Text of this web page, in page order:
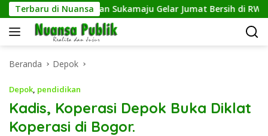
Langsung
ke
konten
Terbaru di Nuansa
Kelurahan Sukamaju Gelar Jumat Bersih di RW 23,
Beranda Depok
Depok, pendidikan
Kadis, Koperasi Depok Buka Diklat
Koperasi di Bogor.